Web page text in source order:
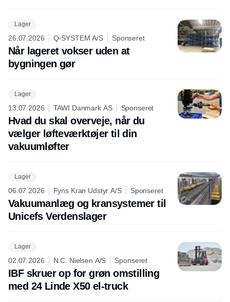
Lager
26.07.2026 Q-SYSTEM A/S Sponseret
Når lageret vokser uden at
bygningen gør
Lager
13.07.2026 TAWI Danmark AS Sponseret
Hvad du skal overveje, når du
vælger løfteværktøjer til din
vakuumløfter
Lager
06.07.2026 Fyns Kran Udstyr A/S Sponseret
Vakuumanlæg og kransystemer til
Unicefs Verdenslager
Lager
02.07.2026 N.C. Nielsen A/S Sponseret
IBF skruer op for grøn omstilling
med 24 Linde X50 el-truck